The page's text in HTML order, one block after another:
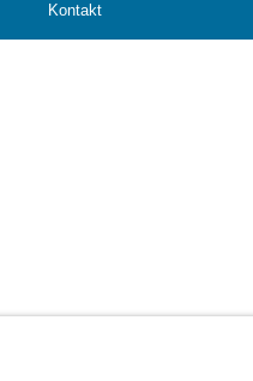
Kontakt